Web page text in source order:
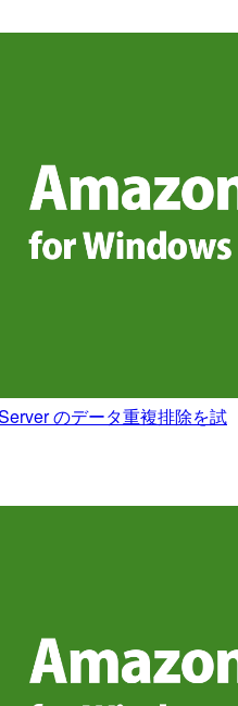
のデータ重複排除を試